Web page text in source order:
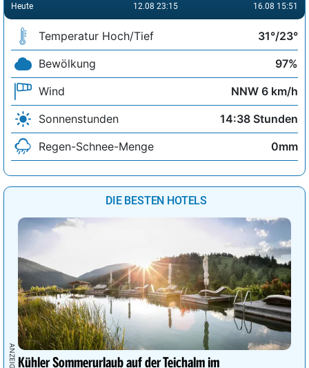
Heute
12.08 23:15
16.08 15:51
Temperatur Hoch/Tief
31°/23°
Bewölkung
97%
Wind
NNW 6 km/h
Sonnenstunden
14:38 Stunden
Regen-Schnee-Menge
0mm
DIE BESTEN HOTELS
Kühler Sommerurlaub auf der Teichalm im